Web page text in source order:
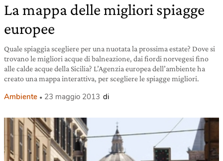
La mappa delle migliori spiagge
europee
Quale spiaggia scegliere per una nuotata la prossima estate? Dove si
trovano le migliori acque di balneazione, dai fiordi norvegesi fino
alle calde acque della Sicilia? L’Agenzia europea dell’ambiente ha
creato una mappa interattiva, per scegliere le spiagge migliori.
Ambiente 23 maggio 2013 di